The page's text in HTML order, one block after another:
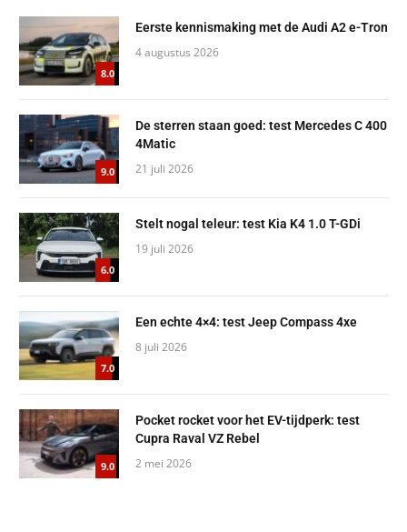
8.0
Eerste kennismaking met de Audi A2 e-Tron
4 augustus 2026
9.0
De sterren staan goed: test Mercedes C 400
4Matic
21 juli 2026
6.0
Stelt nogal teleur: test Kia K4 1.0 T-GDi
19 juli 2026
7.0
Een echte 4×4: test Jeep Compass 4xe
8 juli 2026
9.0
Pocket rocket voor het EV-tijdperk: test
Cupra Raval VZ Rebel
2 mei 2026